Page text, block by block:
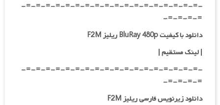
-=-=-=-=-=-=-=-=-=-=-=-=-=-=-=-=-=-=-
=-=-=-=-
دانلود با کیفیت BluRay 480p ریلیز F2M
| لینک مستقیم|
-=-=-=-=-=-=-=-=-=-=-=-=-=-=-=-=-=-=-
=-=-=-=-
دانلود زیرنویس فارسی ریلیز F2M